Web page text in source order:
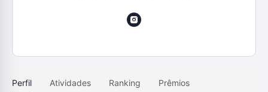
Perfil Atividades Ranking Prêmios